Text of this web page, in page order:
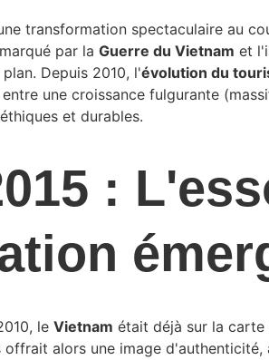
transformation spectaculaire au
par la Guerre du Vietnam et
Depuis 2010, l'évolution du
une croissance fulgurante
et durables.
:
le Vietnam était déjà sur la
offrait alors une image d'authenticité,